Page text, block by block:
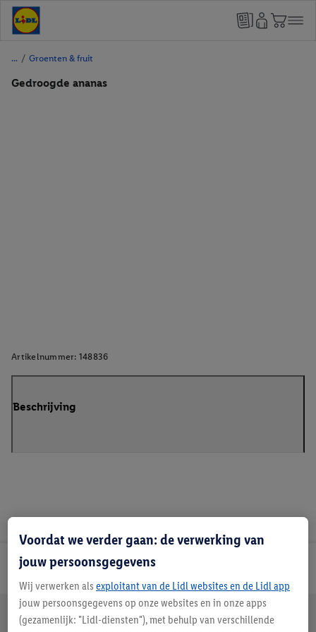
/ Groenten & fruit
Gedroogde ananas
Artikelnummer: 148836
Beschrijving
Lidl Nieuwsbrief
Jouw voordelen bij ons als Lidl webshop klant
Gratis retourneren Veilig winkelen
Voordat we verder gaan: de verwerking van
jouw persoonsgegevens
Wij verwerken als exploitant van de Lidl websites en de Lidl app
jouw persoonsgegevens op onze websites en in onze apps
(gezamenlijk: "Lidl-diensten"), met behulp van verschillende